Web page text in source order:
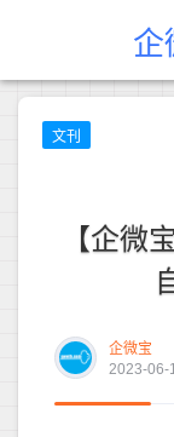
企
文刊
【企微
企微宝
2023-06-